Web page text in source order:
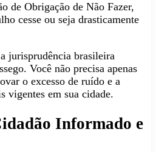
de Obrigação de Não Fazer,
cesse ou seja drasticamente
jurisprudência brasileira
Você não precisa apenas
o excesso de ruído e a
vigentes em sua cidade.
Informado e